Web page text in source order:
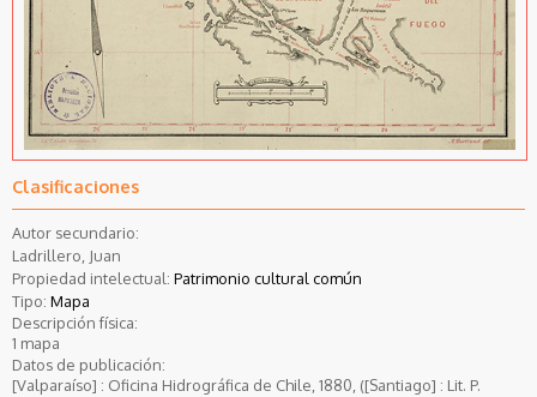
Clasificaciones
Autor secundario:
Ladrillero, Juan
Propiedad intelectual: Patrimonio cultural común
Tipo: Mapa
Descripción física:
1 mapa
Datos de publicación:
[Valparaíso] : Oficina Hidrográfica de Chile, 1880, ([Santiago] : Lit. P.